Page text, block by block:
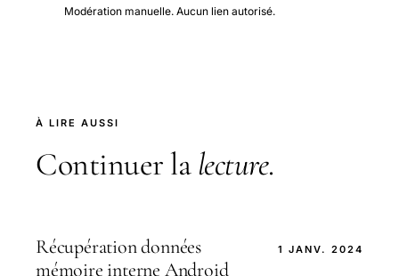
Modération manuelle. Aucun lien autorisé.
À LIRE AUSSI
Continuer la lecture.
Récupération données
mémoire interne Android
1 JANV. 2024